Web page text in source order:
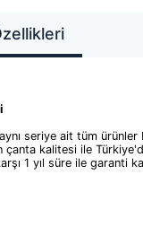
seriye ait tüm ürünler
çanta kalitesi ile
1 yıl süre ile garanti